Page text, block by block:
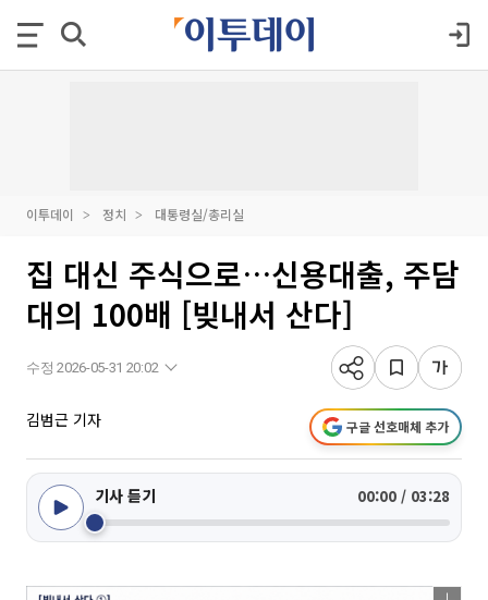
이투데이 정치 대통령실/총리실
집 대신 주식으로…신용대출, 주담
대의 100배 [빚내서 산다]
수정 2026-05-31 20:02
김범근 기자 구글 선호매체 추가
기사 듣기 00:00 / 03:28